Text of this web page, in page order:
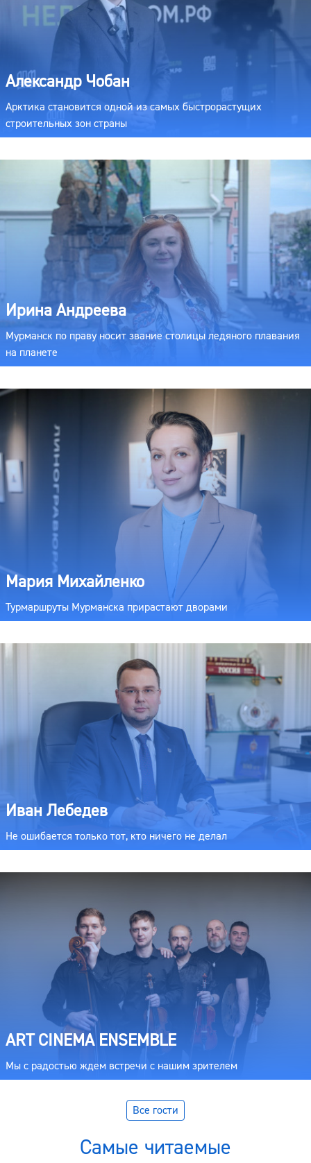
Александр Чобан
Арктика становится одной из самых быстрорастущих
строительных зон страны
Ирина Андреева
Мурманск по праву носит звание столицы ледяного плавания
на планете
Мария Михайленко
Турмаршруты Мурманска прирастают дворами
Иван Лебедев
Не ошибается только тот, кто ничего не делал
ART CINEMA ENSEMBLE
Мы с радостью ждем встречи с нашим зрителем
Все гости
Самые читаемые